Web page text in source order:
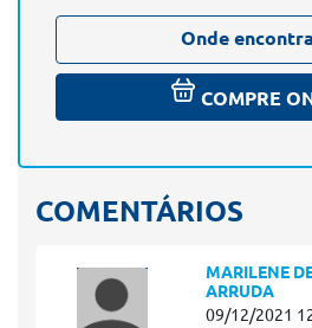
Onde
COMPRE
COMENTÁRIOS
MARILENE
ARRUDA
09/12/2021